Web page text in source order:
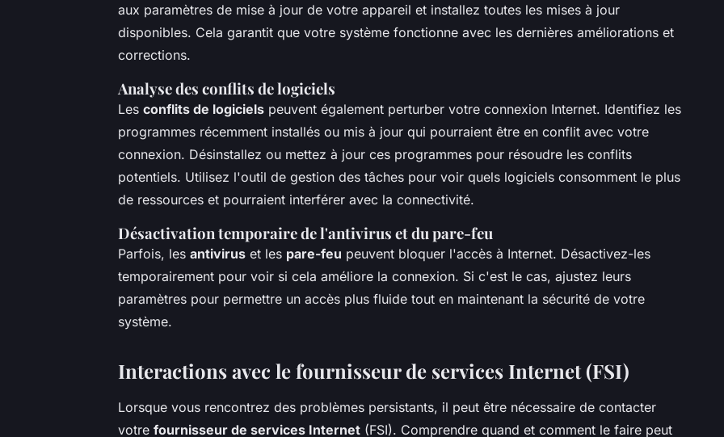
aux paramètres de mise à jour de votre appareil et installez toutes les mises à jour
disponibles. Cela garantit que votre système fonctionne avec les dernières améliorations et
corrections.
Analyse des conflits de logiciels
Les conflits de logiciels peuvent également perturber votre connexion Internet. Identifiez les
programmes récemment installés ou mis à jour qui pourraient être en conflit avec votre
connexion. Désinstallez ou mettez à jour ces programmes pour résoudre les conflits
potentiels. Utilisez l'outil de gestion des tâches pour voir quels logiciels consomment le plus
de ressources et pourraient interférer avec la connectivité.
Désactivation temporaire de l'antivirus et du pare-feu
Parfois, les antivirus et les pare-feu peuvent bloquer l'accès à Internet. Désactivez-les
temporairement pour voir si cela améliore la connexion. Si c'est le cas, ajustez leurs
paramètres pour permettre un accès plus fluide tout en maintenant la sécurité de votre
système.
Interactions avec le fournisseur de services Internet (FSI)
Lorsque vous rencontrez des problèmes persistants, il peut être nécessaire de contacter
votre fournisseur de services Internet (FSI). Comprendre quand et comment le faire peut